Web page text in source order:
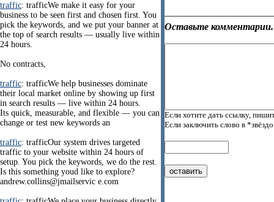
traffic: trafficWe make it easy for your
business to be seen first and chosen first. You
pick the keywords, and we put your banner at
the top of search results — usually live within
24 hours.
No contracts,
traffic: trafficWe help businesses dominate
their local market online by showing up first
in search results — live within 24 hours.
Its quick, measurable, and flexible — you can
change or test new keywords an
traffic: trafficOur system drives targeted
traffic to your website within 24 hours of
setup. You pick the keywords, we do the rest.
Is this something youd like to explore?
andrew.collins@jmailservic e.com
Оставьте
Если хотите дать ссылку,
Если заключить слово в